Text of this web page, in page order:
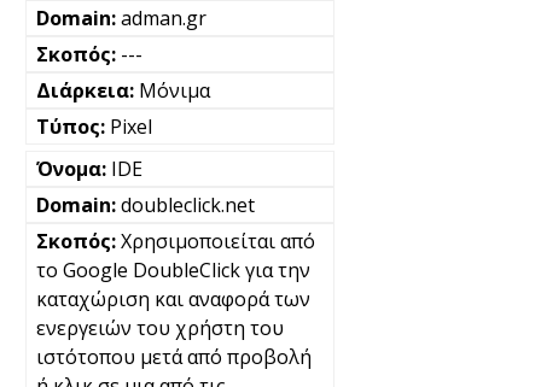
adman.gr
---
Μόνιμα
Pixel
IDE
doubleclick.net
Χρησιμοποιείται από
το Google DoubleClick για την
καταχώριση και αναφορά των
ενεργειών του χρήστη του
ιστότοπου μετά από προβολή